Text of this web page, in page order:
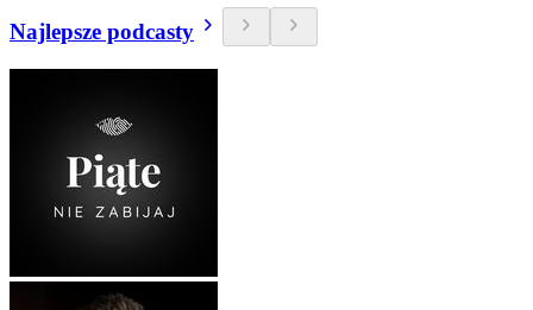
Najlepsze podcasty